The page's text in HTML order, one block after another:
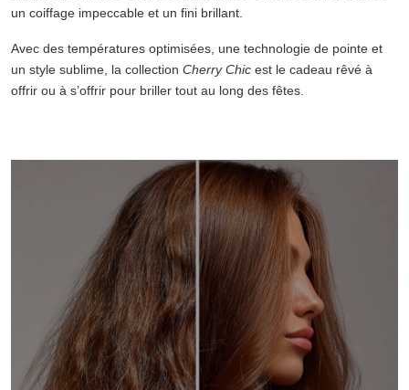
un coiffage impeccable et un fini brillant.
Avec des températures optimisées, une technologie de pointe et
un style sublime, la collection Cherry Chic est le cadeau rêvé à
offrir ou à s’offrir pour briller tout au long des fêtes.